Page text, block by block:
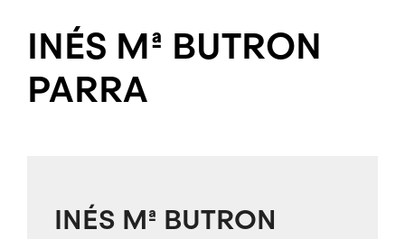
INÉS Mª BUTRON
PARRA
INÉS Mª BUTRON